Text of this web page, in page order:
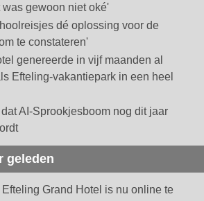
was gewoon niet oké'
dé oplossing voor de
te constateren'
genereerde in vijf maanden al
Efteling-vakantiepark in een heel
AI-Sprookjesboom nog dit jaar
geleden
Grand Hotel is nu online te